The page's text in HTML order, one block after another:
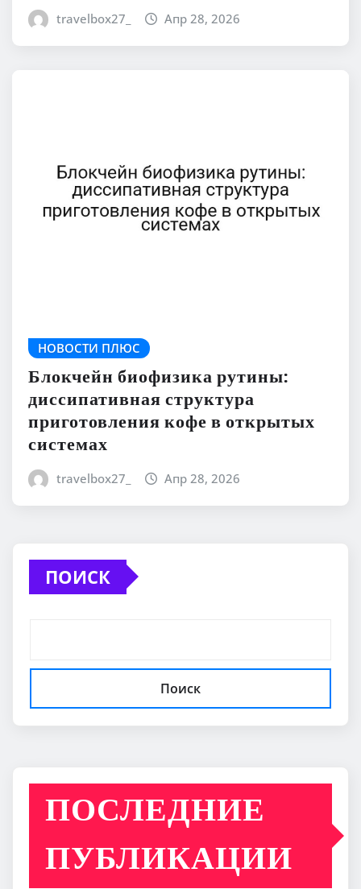
travelbox27_ Апр 28, 2026
НОВОСТИ ПЛЮС
Блокчейн биофизика рутины:
диссипативная структура
приготовления кофе в открытых
системах
travelbox27_ Апр 28, 2026
ПОИСК
Поиск
ПОСЛЕДНИЕ
ПУБЛИКАЦИИ